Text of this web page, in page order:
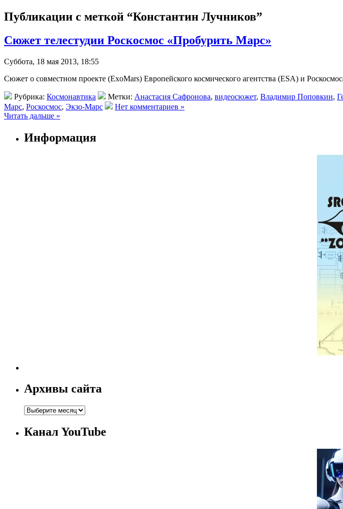
Публикации с меткой “Константин Лучников”
Сюжет телестудии Роскосмос «Пробурить Марс»
Суббота, 18 мая 2013, 18:55
Сюжет о совместном проекте (ExoMars) Европейского космического агентства (ESA) и
Рубрика: Космонавтика Метки: Анастасия Сафронова, видеосюжет, Владимир Поповкин,
Марс, Роскосмос, Экзо-Марс
Нет комментариев »
Читать дальше »
Информация
Архивы сайта
Канал YouTube